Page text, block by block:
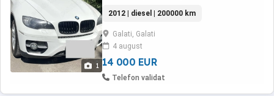
1
2012 | diesel | 200000 km
Galati, Galati
4 august
14 000 EUR
Telefon validat